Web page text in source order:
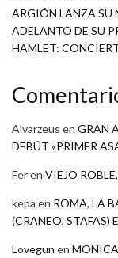
ARGIÓN LANZA SU
ADELANTO DE SU
HAMLET:
Alvarzeus en GRAN
DEBÚT «PRIMER
Feren VIEJO
kepa en ROMA, LA
(CRANEO, STAFAS)
Lovegun en MONICA